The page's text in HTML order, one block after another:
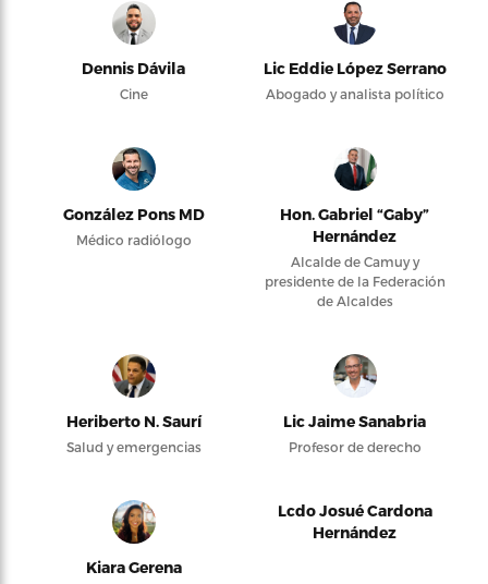
Dennis Dávila
Cine
Lic Eddie López Serrano
Abogado y analista político
González Pons MD
Médico radiólogo
Hon. Gabriel “Gaby”
Hernández
Alcalde de Camuy y
presidente de la Federación
de Alcaldes
Heriberto N. Saurí
Salud y emergencias
Lic Jaime Sanabria
Profesor de derecho
Kiara Gerena
Lcdo Josué Cardona
Hernández